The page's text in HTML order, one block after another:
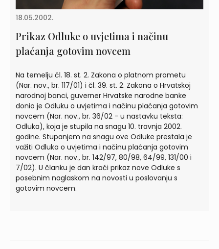
18.05.2002.
Prikaz Odluke o uvjetima i načinu
plaćanja gotovim novcem
Na temelju čl. 18. st. 2. Zakona o platnom prometu
(Nar. nov., br. 117/01) i čl. 39. st. 2. Zakona o Hrvatskoj
narodnoj banci, guverner Hrvatske narodne banke
donio je Odluku o uvjetima i načinu plaćanja gotovim
novcem (Nar. nov., br. 36/02 - u nastavku teksta:
Odluka), koja je stupila na snagu 10. travnja 2002.
godine. Stupanjem na snagu ove Odluke prestala je
važiti Odluka o uvjetima i načinu plaćanja gotovim
novcem (Nar. nov., br. 142/97, 80/98, 64/99, 131/00 i
7/02). U članku je dan kraći prikaz nove Odluke s
posebnim naglaskom na novosti u poslovanju s
gotovim novcem.